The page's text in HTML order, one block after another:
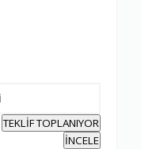
TEKLİF TOPLANIYOR
İNCELE